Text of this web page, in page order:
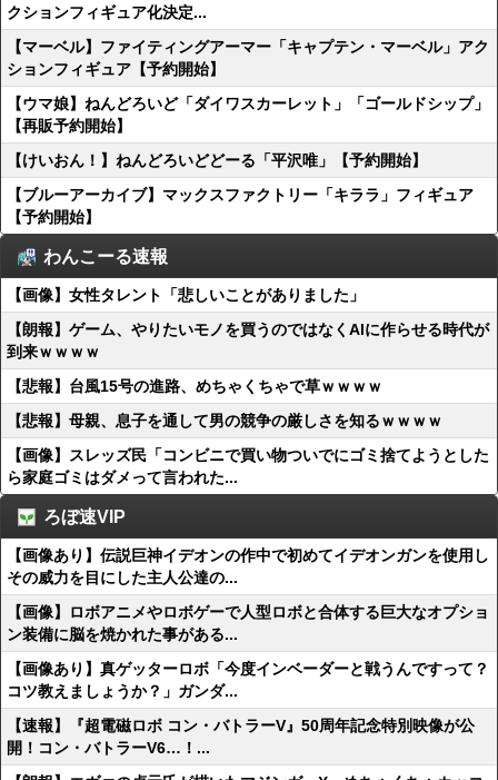
クションフィギュア化決定...
【マーベル】ファイティングアーマー「キャプテン・マーベル」アク
ションフィギュア【予約開始】
【ウマ娘】ねんどろいど「ダイワスカーレット」「ゴールドシップ」
【再販予約開始】
【けいおん！】ねんどろいどどーる「平沢唯」【予約開始】
【ブルーアーカイブ】マックスファクトリー「キララ」フィギュア
【予約開始】
わんこーる速報
【画像】女性タレント「悲しいことがありました」
【朗報】ゲーム、やりたいモノを買うのではなくAIに作らせる時代が
到来ｗｗｗｗ
【悲報】台風15号の進路、めちゃくちゃで草ｗｗｗｗ
【悲報】母親、息子を通して男の競争の厳しさを知るｗｗｗｗ
【画像】スレッズ民「コンビニで買い物ついでにゴミ捨てようとした
ら家庭ゴミはダメって言われた...
ろぼ速VIP
【画像あり】伝説巨神イデオンの作中で初めてイデオンガンを使用し
その威力を目にした主人公達の...
【画像】ロボアニメやロボゲーで人型ロボと合体する巨大なオプショ
ン装備に脳を焼かれた事がある...
【画像あり】真ゲッターロボ「今度インベーダーと戦うんですって？
コツ教えましょうか？」ガンダ...
【速報】『超電磁ロボ コン・バトラーV』50周年記念特別映像が公
開！コン・バトラーV6…！...